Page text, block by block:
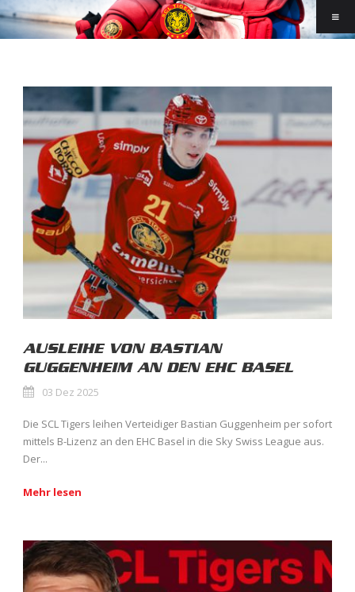
AUSLEIHE VON BASTIAN
GUGGENHEIM AN DEN EHC BASEL
03 Dez 2025
Die SCL Tigers leihen Verteidiger Bastian Guggenheim per sofort
mittels B-Lizenz an den EHC Basel in die Sky Swiss League aus.
Der...
Mehr lesen